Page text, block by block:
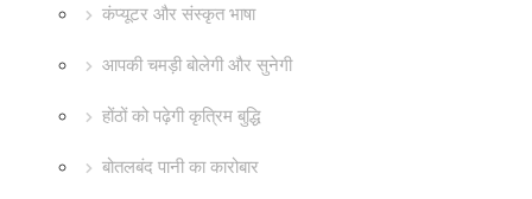
कंप्यूटर और संस्कृत भाषा
आपकी चमड़ी बोलेगी और सुनेगी
होंठों को पढ़ेगी कृत्रिम बुद्धि
बोतलबंद पानी का कारोबार